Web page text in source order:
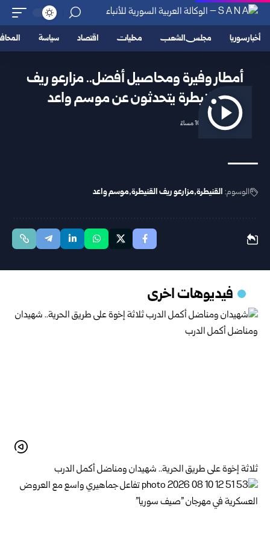
أخبار سوريا مجلس الشعب محليات اقتصاد سياسة
أمطار وفيرة ومحاصيل أفضل.. مزارعو ريف
القنيطرة يتحدثون عن موسم واعد
2026/04/11 10:52 مساءً
الوسوم: القنيطرة مزارعو ريف القنيطرة موسم واعد
فيديوهات اخرى
ثلاثة إخوة على طريق الحرية.. شهيدان ومناضل أكمل الدرب